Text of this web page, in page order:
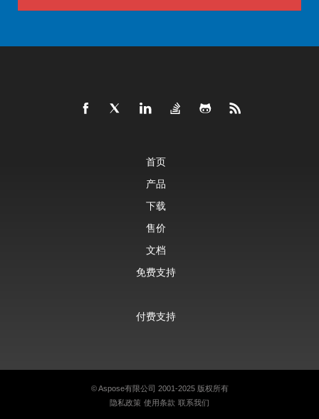
首页
产品
下载
售价
文档
免费支持
付费支持
©Aspose有限公司 2001-2025 版权所有
隐私政策 使用条款 联系我们